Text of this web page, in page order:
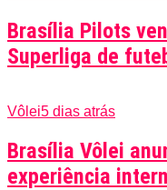
Brasília Pilots
Superliga de
Vôlei5 dias atrás
Brasília Vôlei
experiência